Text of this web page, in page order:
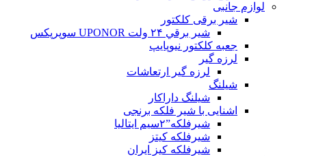
لوازم جانبی
شیر برقی کلکتور
شير برقي ۲۴ ولت UPONOR سوپرپکس
جعبه کلکتور نیوپایپ
لرزه گیر
لرزه گیر ارتعاشات
شیلنگ
شیلنگ داراکار
اشنایی با شیر فلکه برنجی
شیرفلکه”۲سیم ایتالیا
شیرفلکه کیتز
شیرفلکه کیز ایران